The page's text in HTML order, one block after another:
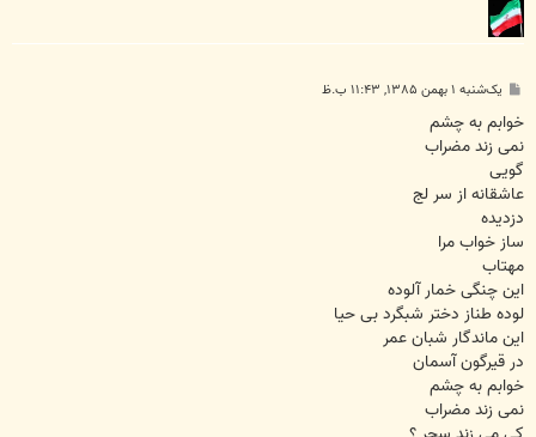
پ
ت
یک‌شنبه ۱ بهمن ۱۳۸۵, ۱۱:۴۳ ب.ظ
خوابم به چشم
نمی زند مضراب
گویی
عاشقانه از سر لج
دزدیده
ساز خواب مرا
مهتاب
این چنگی خمار آلوده
لوده طناز دختر شبگرد بی حیا
این ماندگار شبان عمر
در قیرگون آسمان
خوابم به چشم
نمی زند مضراب